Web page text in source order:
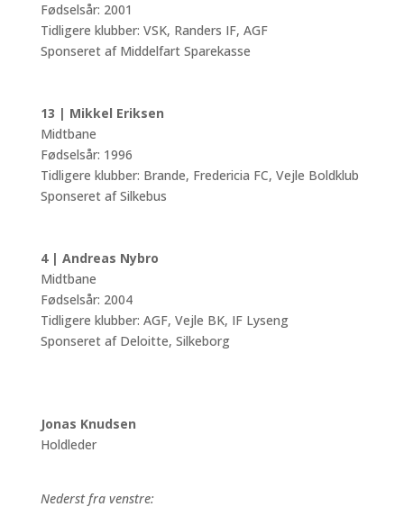
Fødselsår: 2001
Tidligere klubber: VSK, Randers IF, AGF
Sponseret af Middelfart Sparekasse
13 | Mikkel Eriksen
Midtbane
Fødselsår: 1996
Tidligere klubber: Brande, Fredericia FC, Vejle Boldklub
Sponseret af Silkebus
4 | Andreas Nybro
Midtbane
Fødselsår: 2004
Tidligere klubber: AGF, Vejle BK, IF Lyseng
Sponseret af Deloitte, Silkeborg
Jonas Knudsen
Holdleder
Nederst fra venstre: